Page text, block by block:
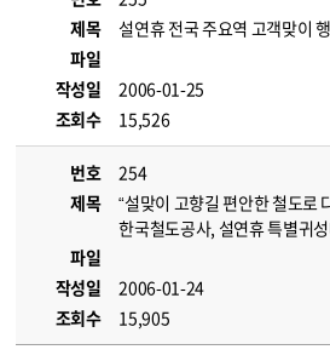
제목
설연휴 전국 주요역 고객맞이
파일
작성일
2006-01-25
조회수
15,526
번호
254
제목
“설맞이 고향길 편안한 철도로
한국철도공사, 설연휴 특별귀
파일
작성일
2006-01-24
조회수
15,905